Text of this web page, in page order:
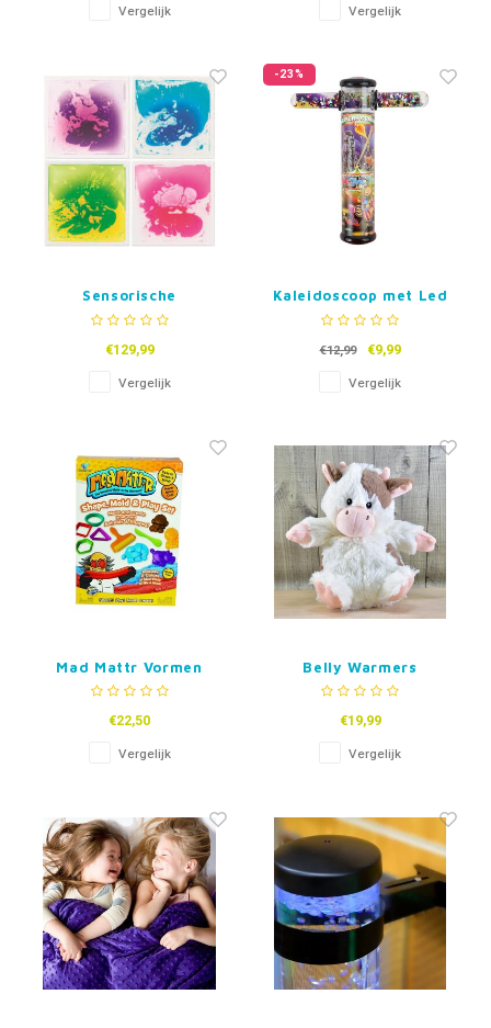
Vergelijk Vergelijk
Sensorische
vloertegels 30x30 –
€129,99
Vergelijk
-23%
Kaleidoscoop met Led
Licht
€12,99 €9,99
Vergelijk
Mad Mattr Vormen
€22,50
Vergelijk
Belly Warmers
Warmteknuffel Koe
€19,99
Vergelijk